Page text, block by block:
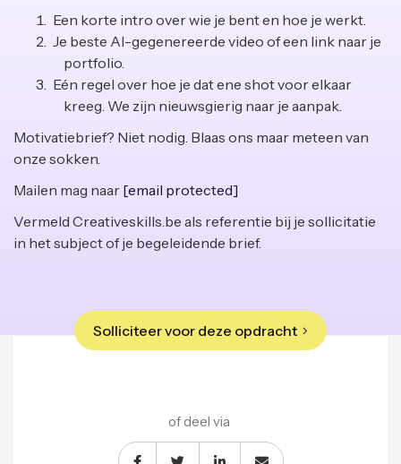
Een korte intro over wie je bent en hoe je werkt.
Je beste AI-gegenereerde video of een link naar je
portfolio.
Eén regel over hoe je dat ene shot voor elkaar
kreeg. We zijn nieuwsgierig naar je aanpak.
Motivatiebrief? Niet nodig. Blaas ons maar meteen van
onze sokken.
Mailen mag naar [email protected]
Vermeld Creativeskills.be als referentie bij je sollicitatie
in het subject of je begeleidende brief.
of deel via